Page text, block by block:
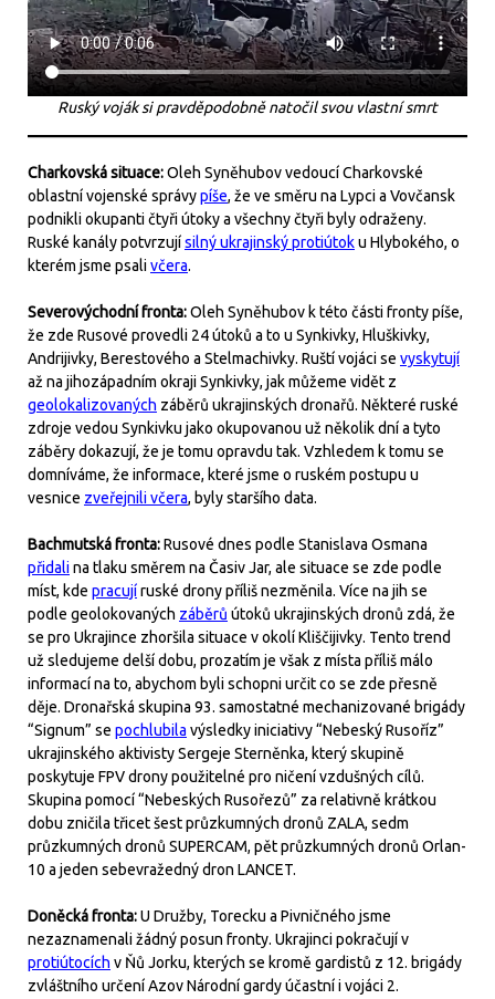
Ruský voják si pravděpodobně natočil svou vlastní smrt
Charkovská situace:Oleh Syněhubov vedoucí Charkovské
oblastní vojenské správypíše, že ve směru na Lypci a Vovčansk
podnikli okupanti čtyři útoky a všechny čtyři byly odraženy.
Ruské kanály potvrzujísilný ukrajinský protiútoku Hlybokého, o
kterém jsme psalivčera.
Severovýchodní fronta:Oleh Syněhubov k této části fronty píše,
že zde Rusové provedli 24 útoků a to u Synkivky, Hluškivky,
Andrijivky, Berestového a Stelmachivky. Ruští vojáci se vyskytují
až na jihozápadním okraji Synkivky, jak můžeme vidět z
geolokalizovaných záběrů ukrajinských dronařů. Některé ruské
zdroje vedou Synkivku jako okupovanou už několik dní a tyto
záběry dokazují, že je tomu opravdu tak. Vzhledem k tomu se
domníváme, že informace, které jsme o ruském postupu u
vesnice zveřejnili včera, byly staršího data.
Bachmutská fronta:Rusové dnes podle Stanislava Osmana
přidalina tlaku směrem na Časiv Jar, ale situace se zde podle
míst, kde pracujíruské drony příliš nezměnila. Více na jih se
podle geolokovaných záběrů útoků ukrajinských dronů zdá, že
se pro Ukrajince zhoršila situace v okolí Kliščijivky. Tento trend
už sledujeme delší dobu, prozatím je však z místa příliš málo
informací na to, abychom byli schopni určit co se zde přesně
děje. Dronařská skupina 93. samostatné mechanizované brigády
“Signum” se pochlubila výsledky iniciativy “Nebeský Rusoříz”
ukrajinského aktivisty Sergeje Sterněnka, který skupině
poskytuje FPV drony použitelné pro ničení vzdušných cílů.
Skupina pomocí “Nebeských Rusořezů” za relativně krátkou
dobu zničila třicet šest průzkumných dronů ZALA, sedm
průzkumných dronů SUPERCAM, pět průzkumných dronů Orlan-
10 a jeden sebevražedný dron LANCET.
Doněcká fronta:U Družby, Torecku a Pivničného jsme
nezaznamenali žádný posun fronty. Ukrajinci pokračují v
protiútocích v Ňů Jorku, kterých se kromě gardistů z 12. brigády
zvláštního určení Azov Národní gardy účastní i vojáci 2.